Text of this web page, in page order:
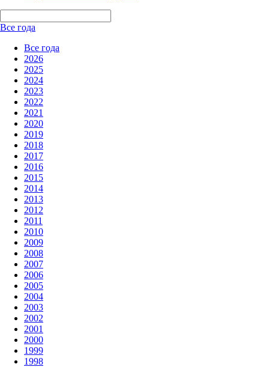
Все года
Все года
2026
2025
2024
2023
2022
2021
2020
2019
2018
2017
2016
2015
2014
2013
2012
2011
2010
2009
2008
2007
2006
2005
2004
2003
2002
2001
2000
1999
1998